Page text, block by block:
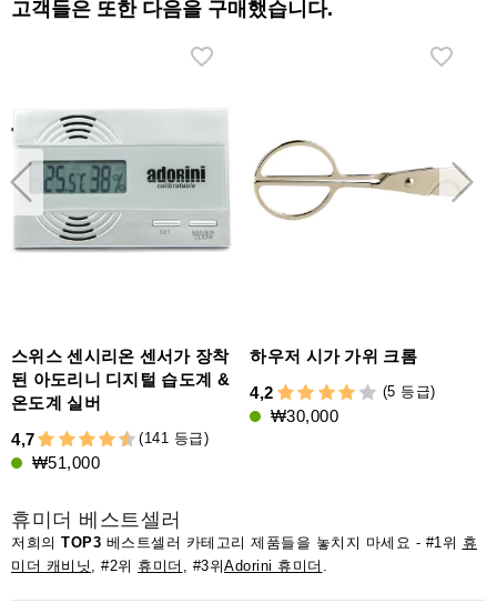
고객들은 또한 다음을 구매했습니다.
스위스 센시리온 센서가 장착
된 아도리니 디지털 습도계 &
온도계 실버
4,7
(141 등급)
₩51,000
하우저 시가 가위 크롬
4,2
(5 등급)
₩30,000
휴미더 베스트셀러
저희의 TOP3 베스트셀러 카테고리 제품들을 놓치지 마세요 - #1위 휴
미더 캐비닛 , #2위 휴미더 , #3위Adorini 휴미더 .